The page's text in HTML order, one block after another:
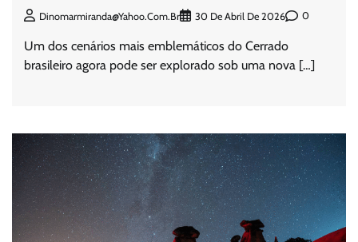
Dinomarmiranda@yahoo.com.br 30 De Abril De 2026 0
Um dos cenários mais emblemáticos do Cerrado
brasileiro agora pode ser explorado sob uma nova […]